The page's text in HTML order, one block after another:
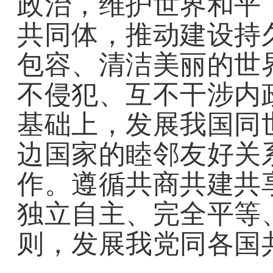
共同体，推动建设持
包容、清洁美丽的世
不侵犯、互不干涉
基础上，发展我国
边国家的睦邻友好
作。遵循共商共建共
独立自主、完全平等
则，发展我党同各